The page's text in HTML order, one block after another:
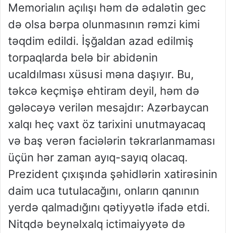
Memorialın açılışı həm də ədalətin gec
də olsa bərpa olunmasının rəmzi kimi
təqdim edildi. İşğaldan azad edilmiş
torpaqlarda belə bir abidənin
ucaldılması xüsusi məna daşıyır. Bu,
təkcə keçmişə ehtiram deyil, həm də
gələcəyə verilən mesajdır: Azərbaycan
xalqı heç vaxt öz tarixini unutmayacaq
və baş verən faciələrin təkrarlanmaması
üçün hər zaman ayıq-sayıq olacaq.
Prezident çıxışında şəhidlərin xatirəsinin
daim uca tutulacağını, onların qanının
yerdə qalmadığını qətiyyətlə ifadə etdi.
Nitqdə beynəlxalq ictimaiyyətə də